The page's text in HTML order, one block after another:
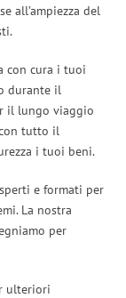
all’ampiezza del
con cura i tuoi
durante il
il lungo viaggio
tutto il
i tuoi beni.
e formati per
La nostra
per
ulteriori